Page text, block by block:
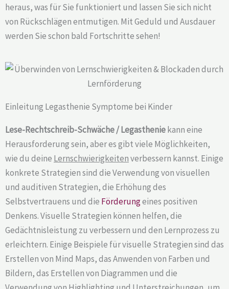
heraus, was für Sie funktioniert und lassen Sie sich nicht
von Rückschlägen entmutigen. Mit Geduld und Ausdauer
werden Sie schon bald Fortschritte sehen!
Einleitung Legasthenie Symptome bei Kinder
Lese-Rechtschreib-Schwäche / Legastheniekann eine
Herausforderung sein, aber es gibt viele Möglichkeiten,
wie du deine Lernschwierigkeitenverbessern kannst. Einige
konkrete Strategien sind die Verwendung von visuellen
und auditiven Strategien, die Erhöhung des
Selbstvertrauens und die Förderungeines positiven
Denkens. Visuelle Strategien können helfen, die
Gedächtnisleistung zu verbessern und den Lernprozess zu
erleichtern. Einige Beispiele für visuelle Strategien sind das
Erstellen von Mind Maps, das Anwenden von Farben und
Bildern, das Erstellen von Diagrammen und die